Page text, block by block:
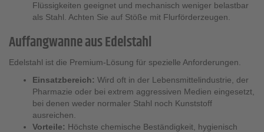
Flüssigkeiten geeignet und mechanisch weniger belastbar
als Stahl. Achten Sie auf Stöße mit Flurförderzeugen.
Auffangwanne aus Edelstahl
Edelstahl ist die Premium-Lösung für spezielle Anforderungen.
Einsatzbereich: Wird oft in der Lebensmittelindustrie, der
Pharmazie oder bei extrem aggressiven Medien eingesetzt,
bei denen weder normaler Stahl noch Kunststoff
ausreichen.
Vorteile: Höchste chemische Beständigkeit, hygienisch